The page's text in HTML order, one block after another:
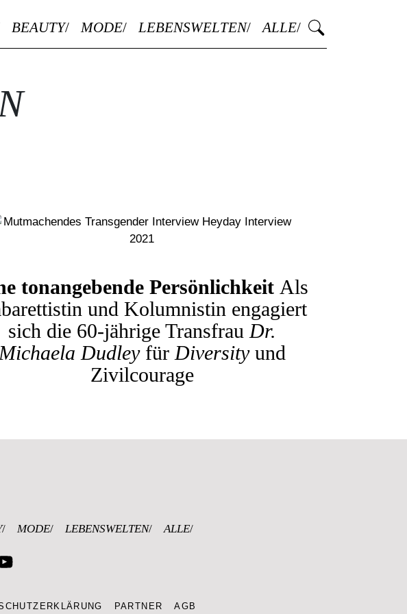
BEAUTY MODE LEBENSWELTEN ALLE
tonangebende Persönlichkeit Als
und Kolumnistin engagiert
sich die 60-jährige Transfrau Dr.
Michaela Dudleyfür Diversityund
Zivilcourage
MODE LEBENSWELTEN ALLE
Channel
PARTNER AGB